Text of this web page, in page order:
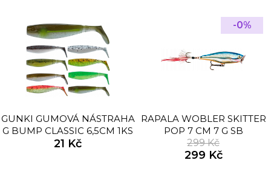
GUNKI GUMOVÁ NÁSTRAHA
G BUMP CLASSIC 6,5CM 1KS
21 Kč
RAPALA WOBLER SKITTER
POP 7 CM 7 G SB
-0%
299 Kč
299 Kč